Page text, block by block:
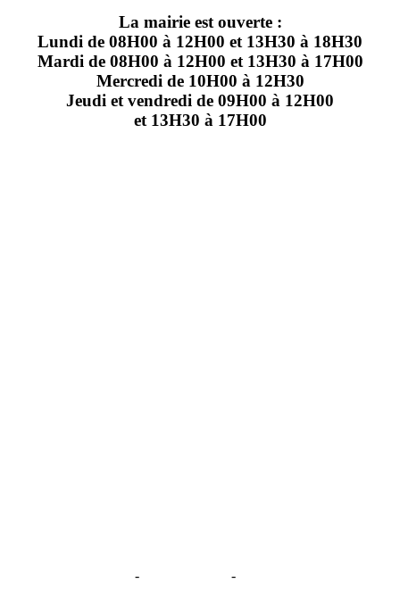
La mairie est ouverte :
Lundi de 08H00 à 12H00 et 13H30 à 18H30
Mardi de 08H00 à 12H00 et 13H30 à 17H00
Mercredi de 10H00 à 12H30
Jeudi et vendredi de 09H00 à 12H00
et 13H30 à 17H00
- -